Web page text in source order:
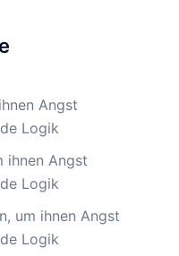
Angst
Logik
ihnen Angst
Logik
um ihnen Angst
Logik